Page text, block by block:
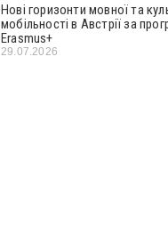
Нові горизонти мовної та
мобільності в Австрії за
Erasmus+
29.07.2026